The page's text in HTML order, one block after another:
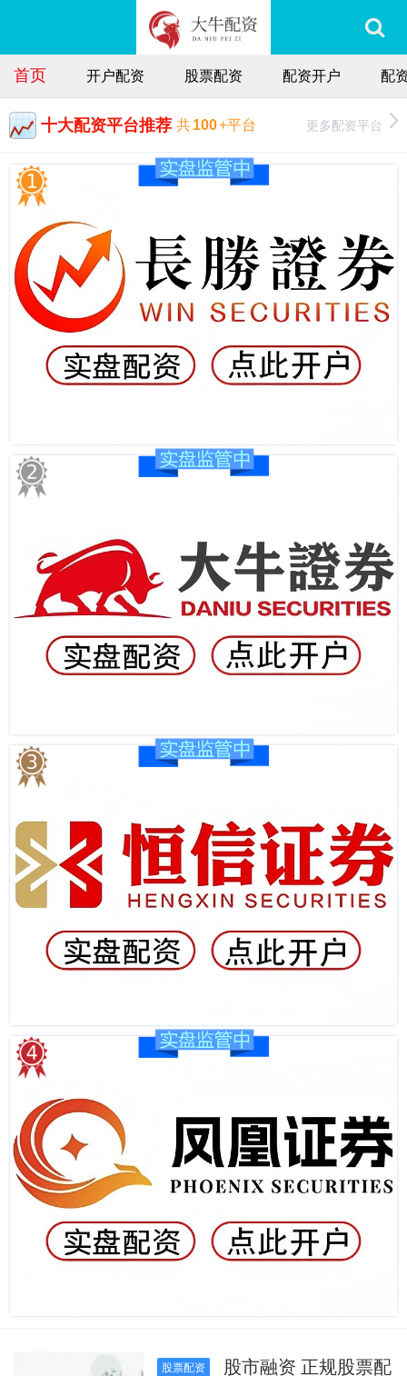
首页 开户配资 股票配资 配资开户 配
十大配资平台推荐 共100+平台 更多配资平台
股票配资